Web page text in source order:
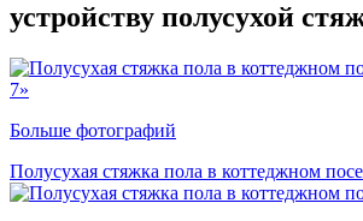
устройству полусухой
Больше фотографий
Полусухая стяжка пола в коттеджном